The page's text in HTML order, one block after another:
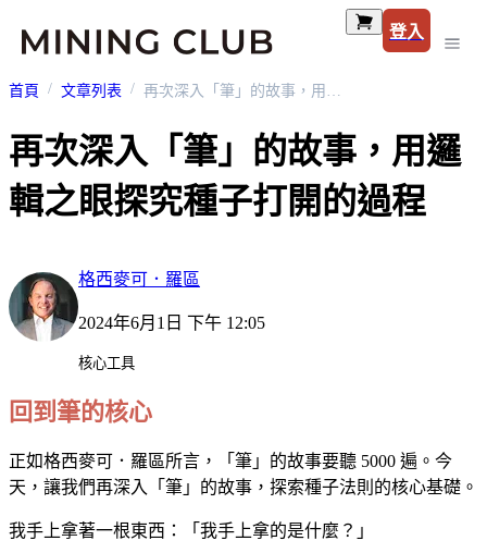
登入
首頁 文章列表 再次深入「筆」的故事，用邏輯之眼探究種子打開的過程
再次深入「筆」的故事，用邏
輯之眼探究種子打開的過程
格西麥可．羅區
2024年6月1日 下午 12:05
核心工具
回到筆的核心
正如格西麥可．羅區所言，「筆」的故事要聽 5000 遍。今
天，讓我們再深入「筆」的故事，探索種子法則的核心基礎。
我手上拿著一根東西：「我手上拿的是什麼？」